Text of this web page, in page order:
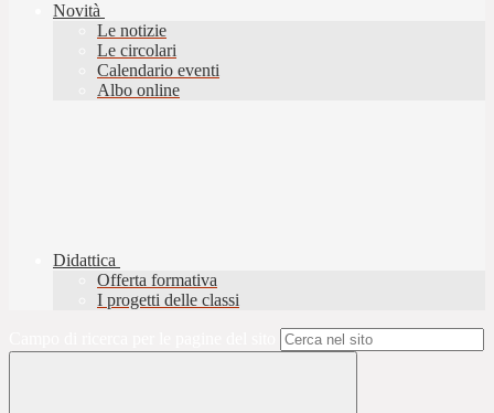
Novità
Le notizie
Le circolari
Calendario eventi
Albo online
Didattica
Offerta formativa
I progetti delle classi